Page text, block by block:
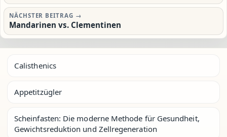
NÄCHSTER BEITRAG →
Mandarinen vs. Clementinen
Calisthenics
Appetitzügler
Scheinfasten: Die moderne Methode für Gesundheit,
Gewichtsreduktion und Zellregeneration